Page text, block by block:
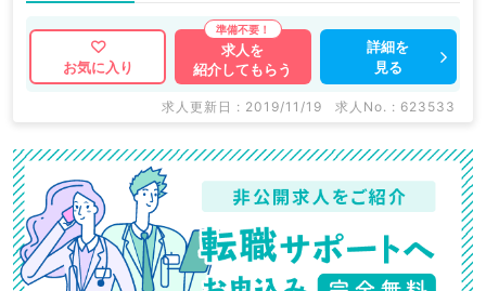
お気に入り
求人を
紹介してもらう
詳細を
見る
求人更新日 : 2019/11/19 求人No. : 623533